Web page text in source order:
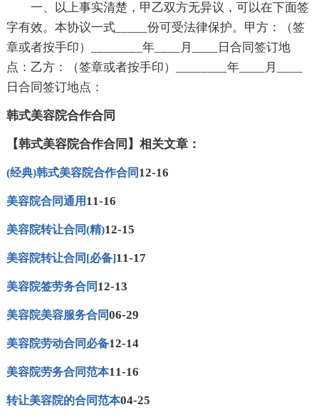
一、以上事实清楚，甲乙双方无异议，可以在下面签
字有效。本协议一式_____份可受法律保护。甲方：（签
章或者按手印）________年____月____日合同签订地
点：乙方：（签章或者按手印）________年____月____
日合同签订地点：
韩式美容院合作合同
【韩式美容院合作合同】相关文章：
(经典)韩式美容院合作合同 12-16
美容院合同通用 11-16
美容院转让合同(精)12-15
美容院转让合同[必备]11-17
美容院签劳务合同 12-13
美容院美容服务合同06-29
美容院劳动合同必备12-14
美容院劳务合同范本11-16
转让美容院的合同范本04-25